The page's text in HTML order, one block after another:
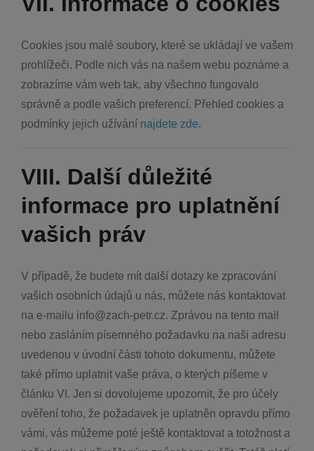
Cookies jsou malé soubory, které se ukládají ve vašem
prohlížeči. Podle nich vás na našem webu poznáme a
zobrazíme vám web tak, aby všechno fungovalo
správně a podle vašich preferencí. Přehled cookies a
podmínky jejich užívání najdete zde.
VIII. Další důležité
informace pro uplatnění
vašich práv
V případě, že budete mít další dotazy ke zpracování
vašich osobních údajů u nás, můžete nás kontaktovat
na e-mailu info@zach-petr.cz. Zprávou na tento mail
nebo zasláním písemného požadavku na naši adresu
uvedenou v úvodní části tohoto dokumentu, můžete
také přímo uplatnit vaše práva, o kterých píšeme v
článku VI. Jen si dovolujeme upozornit, že pro účely
ověření toho, že požadavek je uplatněn opravdu přímo
vámi, vás můžeme poté ještě kontaktovat a totožnost a